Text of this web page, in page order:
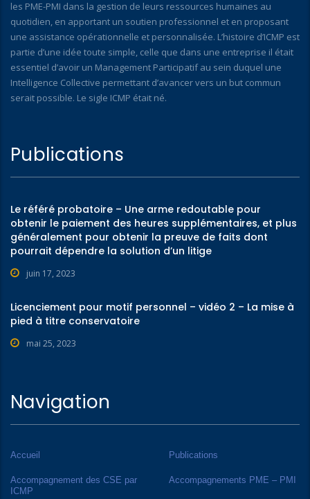
les PME-PMI dans la gestion de leurs ressources humaines au
quotidien, en apportant un soutien professionnel et en proposant
une assistance opérationnelle et personnalisée. L’histoire d’ICMP est
partie d’une idée toute simple, celle que dans une entreprise il était
essentiel d’avoir un Management Participatif au sein duquel une
Intelligence Collective permettant d’avancer vers un but commun
serait possible. Le sigle ICMP était né.
Publications
Le référé probatoire – Une arme redoutable pour
obtenir le paiement des heures supplémentaires, et plus
généralement pour obtenir la preuve de faits dont
pourrait dépendre la solution d’un litige
juin 17, 2023
Licenciement pour motif personnel – vidéo 2 – La mise à
pied à titre conservatoire
mai 25, 2023
Navigation
Accueil Publications
Accompagnement des CSE par
ICMP
Accompagnements PME – PMI